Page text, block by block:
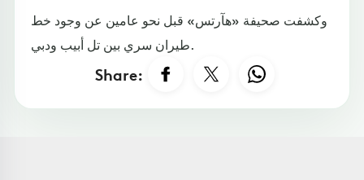
وكشفت صحيفة «هآرتس» قبل نحو عامين عن وجود خط
طيران سري بين تل أبيب ودبي.
Share: